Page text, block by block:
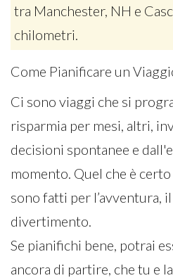
tra Manchester, NH e
chilometri.
Come Pianificare un
Ci sono viaggi che si
risparmia per mesi, altri,
decisioni spontanee e
momento. Quel che è
sono fatti per l’avventura,
divertimento.
Se pianifichi bene, potrai
ancora di partire, che tu e